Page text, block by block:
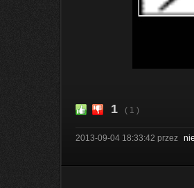
1 ( 1 )
2013-09-04 18:33:42 przez